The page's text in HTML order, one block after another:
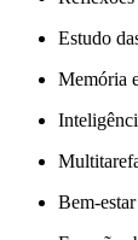
Estudo
Memória
Bem-estar